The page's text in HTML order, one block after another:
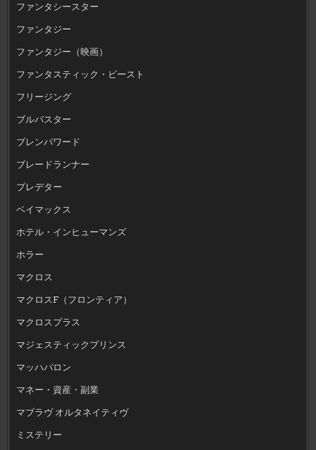
ファンタシースター
ファンタジー
ファンタジー（映画）
ファンタスティック・ビースト
フリージング
ブルバスター
ブレンパワード
ブレードランナー
プレデター
ベイマックス
ホテル・インヒューマンズ
ホラー
マクロス
マクロスF（フロンティア）
マクロスプラス
マジェスティックプリンス
マッハバロン
マネー・資産・副業
マブラヴ オルタネイティヴ
ミステリー